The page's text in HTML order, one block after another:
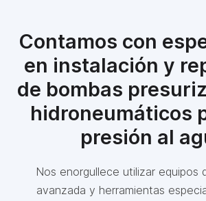
Contamos con
en instalación y
de bombas
hidroneumáticos
presión al
Nos enorgullece utilizar equipos
avanzada y herramientas